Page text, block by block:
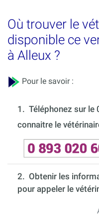
Où trouver le
disponible ce
à Alleux ?
Pour le savoir :
1. Téléphonez sur
connaitre le
2. Obtenir les
pour appeler le